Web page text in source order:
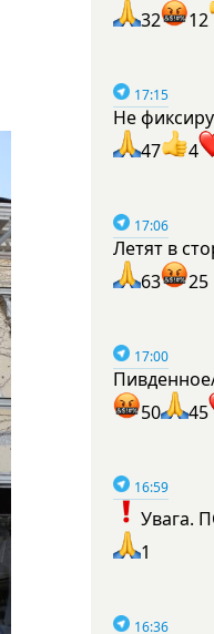
32
12
17:15
Не
47
4
17:06
Летят в
63
25
17:00
50
45
16:59
Увага.
1
16:36